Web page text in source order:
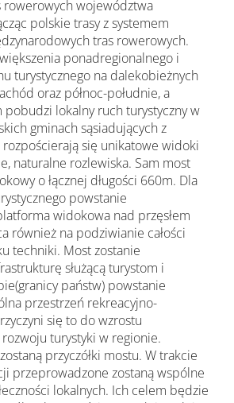
rowerowych województwa
polskie trasy z systemem
tras rowerowych.
ponadregionalnego i
turystycznego na dalekobieżnych
oraz północ-południe, a
pobudzi lokalny ruch turystyczny w
gminach sąsiadujących z
się unikatowe widoki
naturalne rozlewiska. Sam most
o łącznej długości 660m. Dla
powstanie
widokowa nad przęsłem
również na podziwianie całości
techniki. Most zostanie
służącą turystom i
państw) powstanie
przestrzeń rekreacyjno-
się to do wzrostu
turystyki w regionie.
przyczółki mostu. W trakcie
przeprowadzone zostaną wspólne
lokalnych. Ich celem będzie